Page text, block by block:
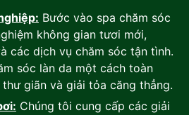
Bước vào spa chăm sóc
không gian tươi mới,
các dịch vụ chăm sóc tận tình.
sóc làn da một cách toàn
giãn và giải tỏa căng thẳng.
Chúng tôi cung cấp các giải